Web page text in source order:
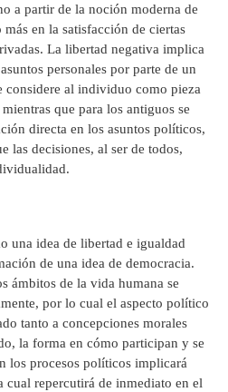
a partir de la noción moderna de
en la satisfacción de ciertas
La libertad negativa implica
personales por parte de un
considere al individuo como pieza
que para los antiguos se
directa en los asuntos políticos,
las decisiones, al ser de todos,
una idea de libertad e igualdad
de una idea de democracia.
ámbitos de la vida humana se
por lo cual el aspecto político
tanto a concepciones morales
la forma en cómo participan y se
los procesos políticos implicará
cual repercutirá de inmediato en el